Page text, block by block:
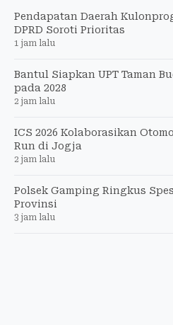
Pendapatan Daerah
DPRD Soroti Prioritas
1 jam lalu
Bantul Siapkan UPT Taman
pada 2028
2 jam lalu
ICS 2026 Kolaborasikan
Run di Jogja
2 jam lalu
Polsek Gamping Ringkus
Provinsi
3 jam lalu